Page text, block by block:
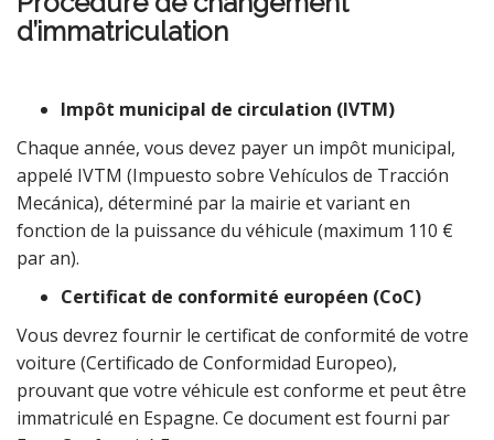
d’immatriculation
Impôt municipal de circulation (IVTM)
Chaque année, vous devez payer un impôt municipal,
appelé IVTM (Impuesto sobre Vehículos de Tracción
Mecánica), déterminé par la mairie et variant en
fonction de la puissance du véhicule (maximum 110 €
par an).
Certificat de conformité européen (CoC)
Vous devrez fournir le certificat de conformité de votre
voiture (Certificado de Conformidad Europeo),
prouvant que votre véhicule est conforme et peut être
immatriculé en Espagne. Ce document est fourni par